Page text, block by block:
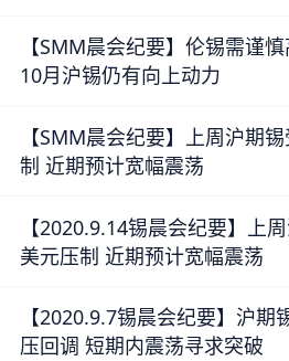
【SMM晨会纪要】伦锡需谨
10月沪锡仍有向上动力
【SMM晨会纪要】上周沪期
制 近期预计宽幅震荡
【2020.9.14锡晨会纪要】上
美元压制 近期预计宽幅震荡
【2020.9.7锡晨会纪要】沪期
压回调 短期内震荡寻求突破